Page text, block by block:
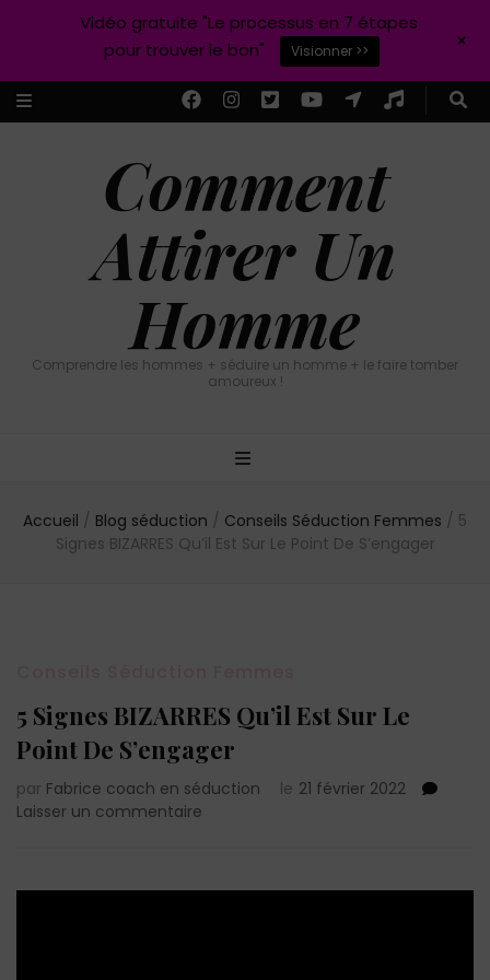
Comment
Attirer Un
Homme
Comprendre les hommes + séduire un homme + le faire tomber
amoureux !
Accueil / Blog séduction / Conseils Séduction Femmes / 5
Signes BIZARRES Qu’il Est Sur Le Point De S’engager
5 Signes BIZARRES Qu’il Est Sur Le
Point De S’engager
par Fabrice coach en séduction le 21 février 2022
Laisser un commentaire
Vidéo gratuite "Le processus en 7 étapes
pour trouver le bon"
Visionner >> +